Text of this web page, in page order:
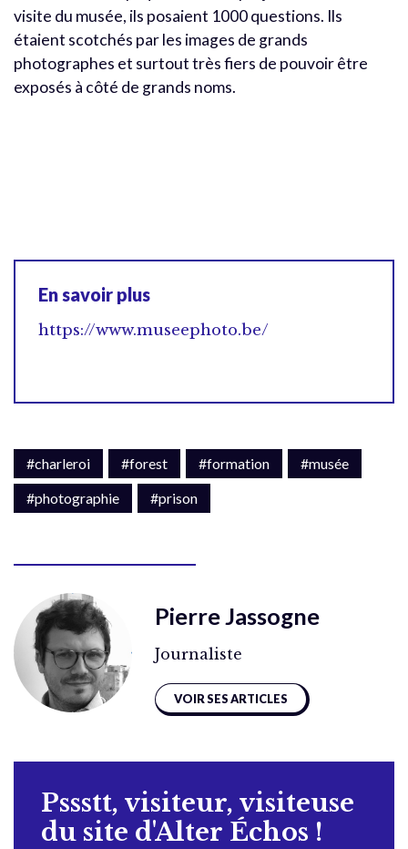
visite du musée, ils posaient 1000 questions. Ils
étaient scotchés par les images de grands
photographes et surtout très fiers de pouvoir être
exposés à côté de grands noms.
En savoir plus
https://www.museephoto.be/
#charleroi #forest #formation
#musée
#photographie
#prison
Pierre Jassogne
Journaliste
VOIR SES ARTICLES
Pssstt, visiteur, visiteuse
du site d'Alter Échos !